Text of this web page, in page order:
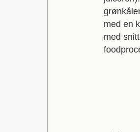
med en
med